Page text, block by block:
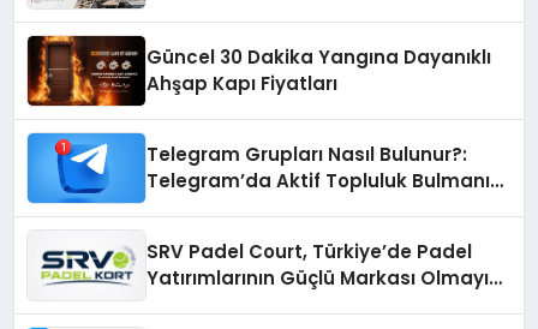
Güncel 30 Dakika Yangına Dayanıklı
Ahşap Kapı Fiyatları
Telegram Grupları Nasıl Bulunur?:
Telegram’da Aktif Topluluk Bulmanın
SRV Padel Court, Türkiye’de Padel
Yatırımlarının Güçlü Markası Olmayı